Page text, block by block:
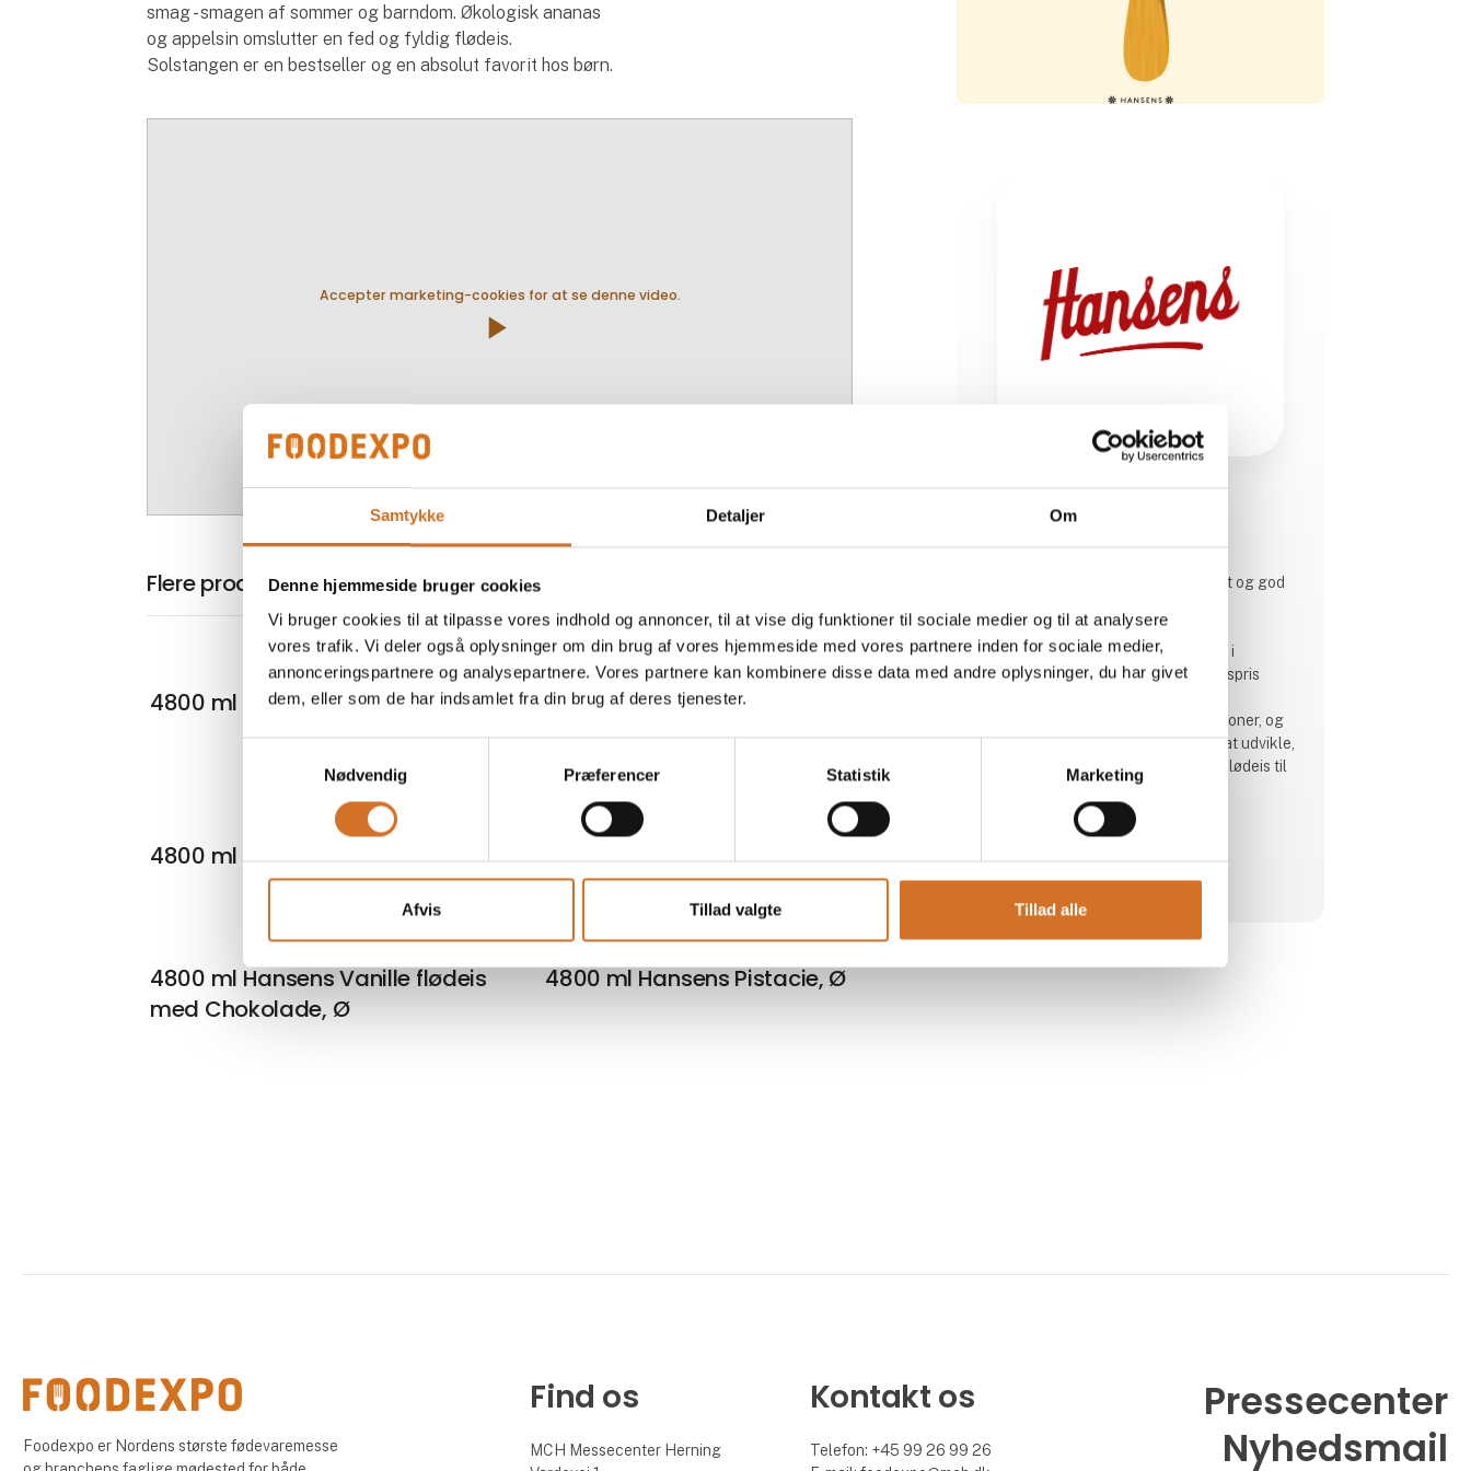
Samtykke Detaljer Om
Denne hjemmeside bruger cookies
Vi bruger cookies til at tilpasse vores indhold og annoncer, til at vise dig funktioner til sociale medier og til at analysere
vores trafik. Vi deler også oplysninger om din brug af vores hjemmeside med vores partnere inden for sociale medier,
annonceringspartnere og analysepartnere. Vores partnere kan kombinere disse data med andre oplysninger, du har givet
dem, eller som de har indsamlet fra din brug af deres tjenester.
Nødvendig
Præferencer Statistik Marketing
Afvis Tillad valgte Tillad alle
smag - smagen af sommer og barndom. Økologisk ananas
og appelsin omslutter en fed og fyldig flødeis.
Solstangen er en bestseller og en absolut favorit hos børn.
Accepter marketing-cookies for at se denne video.
play_arrow
Flere produkter fra Hansens Is
4800 ml Hansens Vanille, Ø
4800 ml Hansens Chokolade m.
Chokolade stykker, Ø
4800 ml Hansens Nougat 4800 ml Hansens Jordbær
4800 ml Hansens Vanille flødeis
med Chokolade, Ø
4800 ml Hansens Pistacie, Ø
Produktet er tilføjet af:
Hansens Is – 100 år med høj kvalitet og god
Dansk, familie ejet ismejeri placeret i
naturskønne omgivelser ved Jægerspris
Familien Hansen har lange is traditioner, og
har mere end 100 års erfaring med at udvikle,
producere og sælge god kvalitets flødeis til
Vi producerer is som man gjorde for 100 år
siden – uden brug af skummetmælkspulver
og ”unaturlige” ingredienser
Foodexpo er Nordens største fødevaremesse
Find os
MCH Messecenter Herning
Kontakt os
Telefon: +45 99 26 99 26
Pressecenter
Nyhedsmail